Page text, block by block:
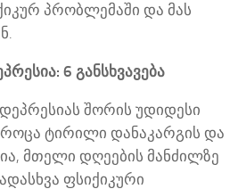
პრობლემაში და მას
6 განსხვავება
შორის უდიდესი
როცა ტირილი დანაკარგის და
მთელი დღეების მანძილზე
ფსიქიკური